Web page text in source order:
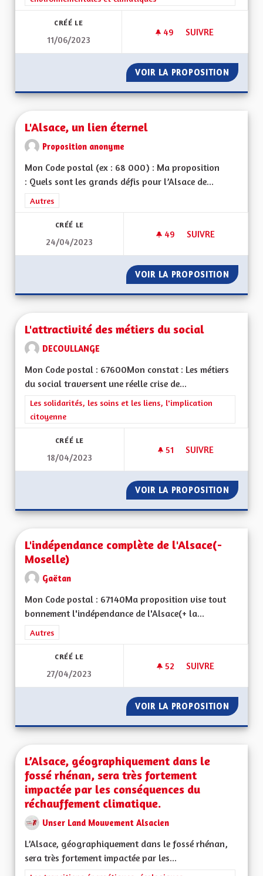
CRÉÉ LE
11/06/2023
49 49 ABONNÉS
SUIVRE
VOIR LA PROPOSITION
L'Alsace, un lien éternel
Proposition anonyme
Mon Code postal (ex : 68 000) : Ma proposition
: Quels sont les grands défis pour l’Alsace de...
Filtrer les résultats de la catégorie : Autres
Autres
CRÉÉ LE
24/04/2023
49 49 ABONNÉS
SUIVRE
VOIR LA PROPOSITION
L'attractivité des métiers du social
DECOULLANGE
Mon Code postal : 67600Mon constat : Les métiers
du social traversent une réelle crise de...
Filtrer les résultats de la catégorie : Les solidarités, les soins
Les solidarités, les soins et les liens, l'implication
citoyenne
CRÉÉ LE
18/04/2023
51 51 ABONNÉS
SUIVRE
VOIR LA PROPOSITION
L'indépendance complète de l'Alsace(-
Moselle)
Gaëtan
Mon Code postal : 67140Ma proposition vise tout
bonnement l'indépendance de l'Alsace(+ la...
Filtrer les résultats de la catégorie : Autres
Autres
CRÉÉ LE
27/04/2023
52 52 ABONNÉS
SUIVRE
VOIR LA PROPOSITION
L’Alsace, géographiquement dans le
fossé rhénan, sera très fortement
impactée par les conséquences du
réchauffement climatique.
Unser Land Mouvement Alsacien
L’Alsace, géographiquement dans le fossé rhénan,
sera très fortement impactée par les...